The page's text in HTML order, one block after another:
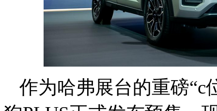
作为哈弗展台的重磅“c